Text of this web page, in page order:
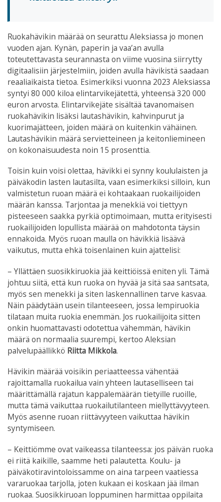
Ruokahävikin määrää on seurattu Aleksiassa jo monen
vuoden ajan. Kynän, paperin ja vaa’an avulla
toteutettavasta seurannasta on viime vuosina siirrytty
digitaalisiin järjestelmiin, joiden avulla hävikistä saadaan
reaaliaikaista tietoa. Esimerkiksi vuonna 2023 Aleksiassa
syntyi 80 000 kiloa elintarvikejätettä, yhteensä 320 000
euron arvosta. Elintarvikejäte sisältää tavanomaisen
ruokahävikin lisäksi lautashävikin, kahvinpurut ja
kuorimajätteen, joiden määrä on kuitenkin vähäinen.
Lautashävikin määrä servietteineen ja keitonliemineen
on kokonaisuudesta noin 15 prosenttia.
Toisin kuin voisi olettaa, hävikki ei synny koululaisten ja
päiväkodin lasten lautasilta, vaan esimerkiksi silloin, kun
valmistetun ruoan määrä ei kohtaakaan ruokailijoiden
määrän kanssa. Tarjontaa ja menekkiä voi tiettyyn
pisteeseen saakka pyrkiä optimoimaan, mutta erityisesti
ruokailijoiden lopullista määrää on mahdotonta täysin
ennakoida. Myös ruoan maulla on hävikkiä lisäävä
vaikutus, mutta ehkä toisenlainen kuin ajattelisi:
– Yllättäen suosikkiruokia jää keittiöissä eniten yli. Tämä
johtuu siitä, että kun ruoka on hyvää ja sitä saa santsata,
myös sen menekki ja siten laskennallinen tarve kasvaa.
Näin päädytään usein tilanteeseen, jossa lempiruokia
tilataan muita ruokia enemmän. Jos ruokailijoita sitten
onkin huomattavasti odotettua vähemmän, hävikin
määrä on normaalia suurempi, kertoo Aleksian
palvelupäällikkö Riitta Mikkola.
Hävikin määrää voisikin periaatteessa vähentää
rajoittamalla ruokailua vain yhteen lautaselliseen tai
määrittämällä rajatun kappalemäärän tietyille ruoille,
mutta tämä vaikuttaa ruokailutilanteen miellyttävyyteen.
Myös asenne ruoan riittävyyteen vaikuttaa hävikin
syntymiseen.
– Keittiömme ovat vaikeassa tilanteessa: jos päivän ruoka
ei riitä kaikille, saamme heti palautetta. Koulu- ja
päiväkotiravintoloissamme on aina tarpeen vaatiessa
vararuokaa tarjolla, joten kukaan ei koskaan jää ilman
ruokaa. Suosikkiruoan loppuminen harmittaa oppilaita